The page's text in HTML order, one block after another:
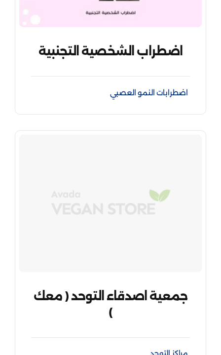
اضطراب الشخصية التجنبية
اضطرابات النمو العصبي
جمعية اصدقاء التوحد ( معك
)